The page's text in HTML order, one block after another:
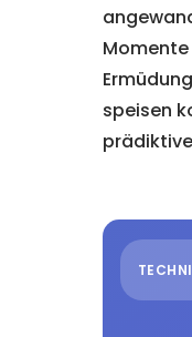
speisen